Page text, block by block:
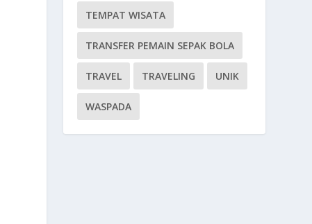
TEMPAT WISATA
TRANSFER PEMAIN SEPAK BOLA
TRAVEL TRAVELING UNIK
WASPADA